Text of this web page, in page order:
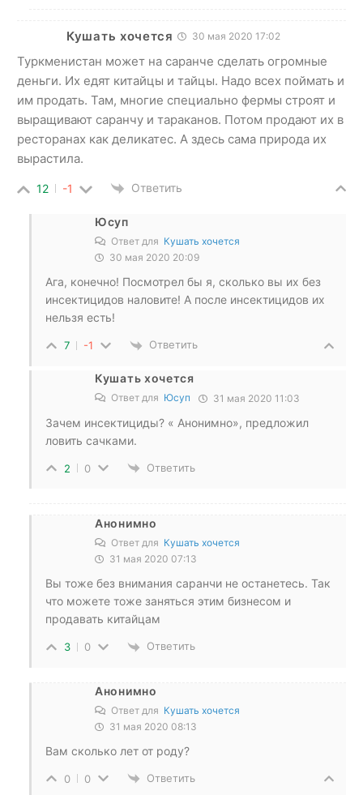
Кушать хочется 30 мая 2020 17:02
Туркменистан может на саранче сделать огромные
деньги. Их едят китайцы и тайцы. Надо всех поймать и
им продать. Там, многие специально фермы строят и
выращивают саранчу и тараканов. Потом продают их в
ресторанах как деликатес. А здесь сама природа их
вырастила.
12 -1 Ответить
Юсуп
Ответ для Кушать хочется
30 мая 2020 20:09
Ага, конечно! Посмотрел бы я, сколько вы их без
инсектицидов наловите! А после инсектицидов их
нельзя есть!
7 -1 Ответить
Кушать хочется
Ответ для Юсуп 31 мая 2020 11:03
Зачем инсектициды? « Анонимно», предложил
ловить сачками.
2 0 Ответить
Анонимно
Ответ для Кушать хочется
31 мая 2020 07:13
Вы тоже без внимания саранчи не останетесь. Так
что можете тоже заняться этим бизнесом и
продавать китайцам
3 0 Ответить
Анонимно
Ответ для Кушать хочется
31 мая 2020 08:13
Вам сколько лет от роду?
0 0 Ответить